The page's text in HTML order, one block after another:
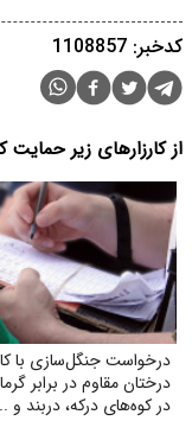
کدخبر: 1108857
از کارزارهای زیر حمایت
درخواست جنگل‌سازی با
درختان مقاوم در برابر
در کوه‌های درکه، دربند و